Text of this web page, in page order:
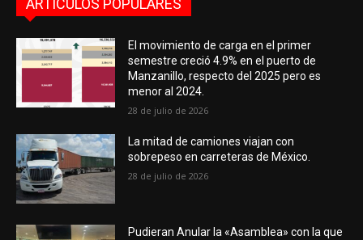
ARTÍCULOS POPULARES
El movimiento de carga en el primer
semestre creció 4.9% en el puerto de
Manzanillo, respecto del 2025 pero es
menor al 2024.
28 de julio de 2026
La mitad de camiones viajan con
sobrepeso en carreteras de México.
28 de julio de 2026
Pudieran Anular la «Asamblea» con la que